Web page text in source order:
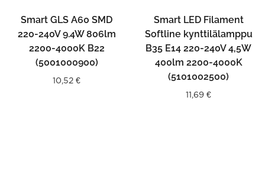
Smart GLS A60 SMD
220-240V 9.4W 806lm
2200-4000K B22
(5001000900)
10,52 €
Smart LED Filament
Softline kynttilälamppu
B35 E14 220-240V 4,5W
400lm 2200-4000K
(5101002500)
11,69 €